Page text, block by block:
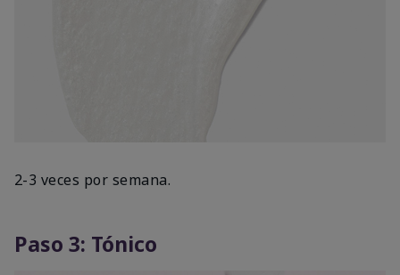
2-3 veces por semana.
Paso 3: Tónico